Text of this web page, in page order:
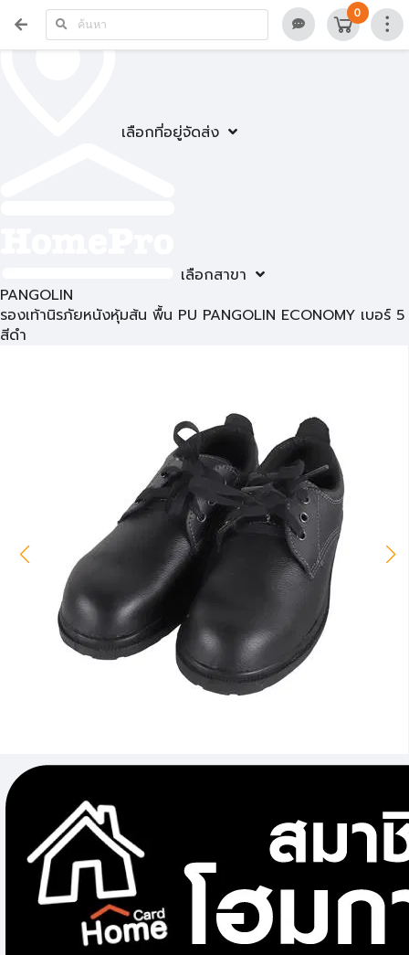
เลือกที่อยู่จัดส่ง
เลือกสาขา
0
PANGOLIN
รองเท้านิรภัยหนังหุ้มส้น พื้น PU PANGOLIN ECONOMY เบอร์ 5
สีดำ